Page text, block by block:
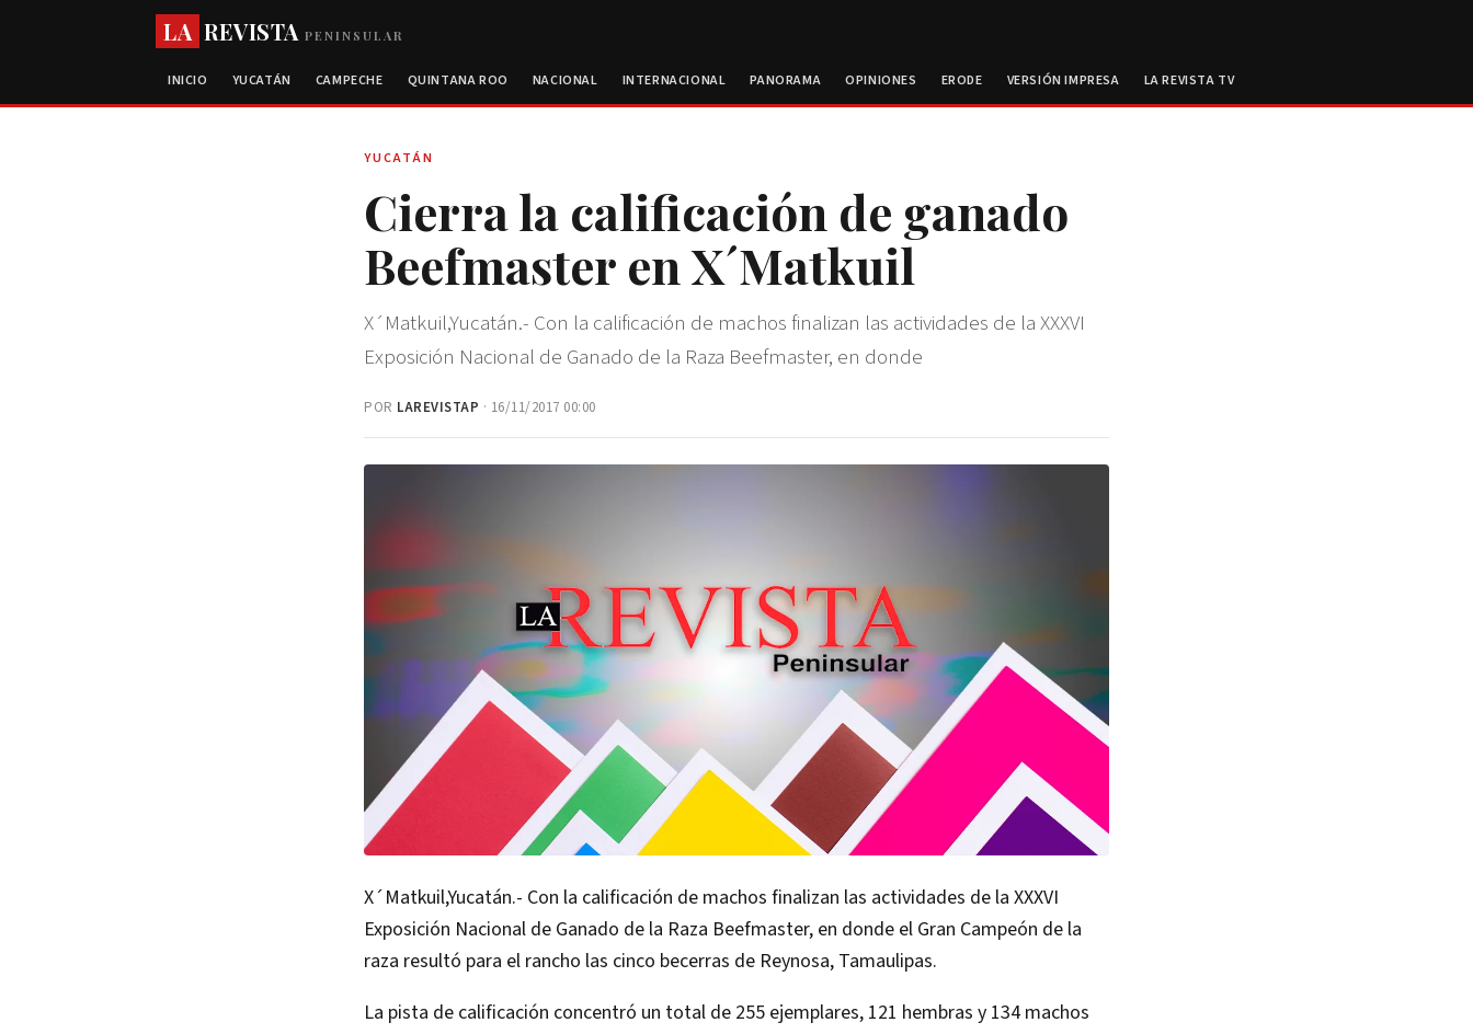
LA REVISTAPENINSULAR
INICIO YUCATÁN CAMPECHE QUINTANA ROO NACIONAL INTERNACIONAL PANORAMA OPINIONES ERODE VERSIÓN IMPRESA LA REVISTA TV
YUCATÁN
Cierra la calificación de ganado
Beefmaster en X´Matkuil
X´Matkuil,Yucatán.- Con la calificación de machos finalizan las actividades de la XXXVI
Exposición Nacional de Ganado de la Raza Beefmaster, en donde
POR LAREVISTAP · 16/11/2017 00:00
X´Matkuil,Yucatán.- Con la calificación de machos finalizan las actividades de la XXXVI
Exposición Nacional de Ganado de la Raza Beefmaster, en donde el Gran Campeón de la
raza resultó para el rancho las cinco becerras de Reynosa, Tamaulipas.
La pista de calificación concentró un total de 255 ejemplares, 121 hembras y 134 machos